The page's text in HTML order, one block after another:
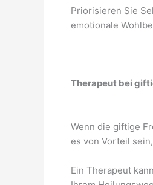
Priorisieren Sie
emotionale
Therapeut bei
Wenn die giftige
es von Vorteil
Ein Therapeut